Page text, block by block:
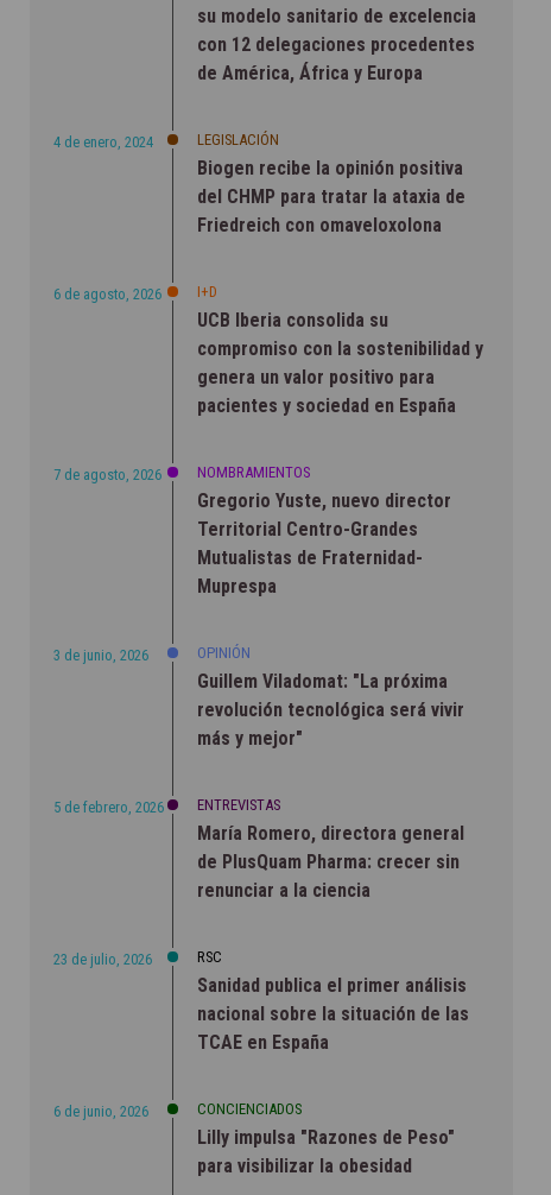
su modelo sanitario de excelencia
con 12 delegaciones procedentes
de América, África y Europa
4 de enero, 2024 LEGISLACIÓN
Biogen recibe la opinión positiva
del CHMP para tratar la ataxia de
Friedreich con omaveloxolona
6 de agosto, 2026 I+D
UCB Iberia consolida su
compromiso con la sostenibilidad y
genera un valor positivo para
pacientes y sociedad en España
7 de agosto, 2026 NOMBRAMIENTOS
Gregorio Yuste, nuevo director
Territorial Centro-Grandes
Mutualistas de Fraternidad-
Muprespa
3 de junio, 2026 OPINIÓN
Guillem Viladomat: "La próxima
revolución tecnológica será vivir
más y mejor"
5 de febrero, 2026 ENTREVISTAS
María Romero, directora general
de PlusQuam Pharma: crecer sin
renunciar a la ciencia
23 de julio, 2026 RSC
Sanidad publica el primer análisis
nacional sobre la situación de las
TCAE en España
6 de junio, 2026 CONCIENCIADOS
Lilly impulsa "Razones de Peso"
para visibilizar la obesidad